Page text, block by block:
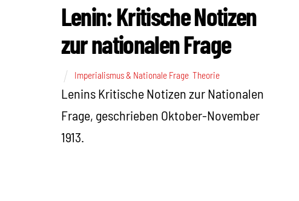
Lenin: Kritische Notizen
zur nationalen Frage
Imperialismus & Nationale Frage, Theorie
Lenins Kritische Notizen zur Nationalen
Frage, geschrieben Oktober-November
1913.